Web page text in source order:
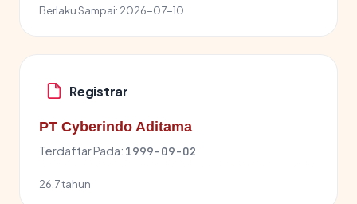
Berlaku Sampai: 2026-07-10
Registrar
PT Cyberindo Aditama
Terdaftar Pada: 1999-09-02
26.7 tahun